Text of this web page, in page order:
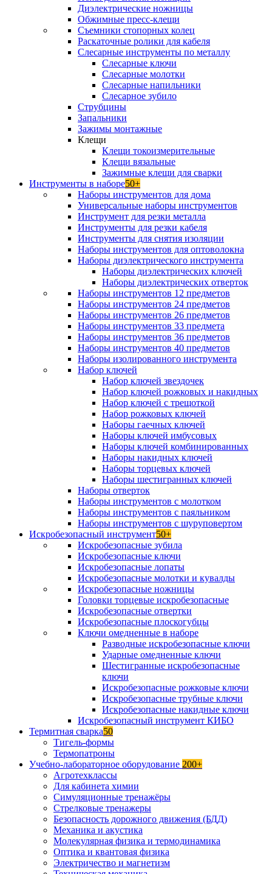
Диэлектрические ножницы
Обжимные пресс-клещи
Съемники стопорных колец
Раскаточные ролики для кабеля
Слесарные инструменты по металлу
Слесарные ключи
Слесарные молотки
Слесарные напильники
Слесарное зубило
Струбцины
Запальники
Зажимы монтажные
Клещи
Клещи токоизмерительные
Клещи вязальные
Зажимные клещи для сварки
Инструменты в наборе50+
Наборы инструментов для дома
Универсальные наборы инструментов
Инструмент для резки металла
Инструменты для резки кабеля
Инструменты для снятия изоляции
Наборы инструментов для оптоволокна
Наборы диэлектрического инструмента
Наборы диэлектрических ключей
Наборы диэлектрических отверток
Наборы инструментов 12 предметов
Наборы инструментов 24 предметов
Наборы инструментов 26 предметов
Наборы инструментов 33 предмета
Наборы инструментов 36 предметов
Наборы инструментов 40 предметов
Наборы изолированного инструмента
Набор ключей
Набор ключей звездочек
Набор ключей рожковых и накидных
Набор ключей с трещоткой
Набор рожковых ключей
Наборы гаечных ключей
Наборы ключей имбусовых
Наборы ключей комбинированных
Наборы накидных ключей
Наборы торцевых ключей
Наборы шестигранных ключей
Наборы отверток
Наборы инструментов с молотком
Наборы инструментов с паяльником
Наборы инструментов с шуруповертом
Искробезопасный инструмент50+
Искробезопасные зубила
Искробезопасные ключи
Искробезопасные лопаты
Искробезопасные молотки и кувалды
Искробезопасные ножницы
Головки торцевые искробезопасные
Искробезопасные отвертки
Искробезопасные плоскогубцы
Ключи омедненные в наборе
Разводные искробезопасные ключи
Ударные омедненные ключи
Шестигранные искробезопасные
ключи
Искробезопасные рожковые ключи
Искробезопасные трубные ключи
Искробезопасные накидные ключи
Искробезопасный инструмент КИБО
Термитная сварка50
Тигель-формы
Термопатроны
Учебно-лабораторное оборудование 200+
Агротехклассы
Для кабинета химии
Симуляционные тренажёры
Стрелковые тренажеры
Безопасность дорожного движения (БДД)
Механика и акустика
Молекулярная физика и термодинамика
Оптика и квантовая физика
Электричество и магнетизм